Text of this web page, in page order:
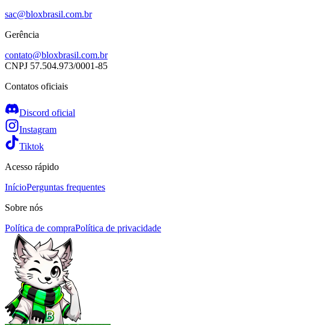
sac@bloxbrasil.com.br
Gerência
contato@bloxbrasil.com.br
CNPJ 57.504.973/0001-85
Contatos oficiais
Discord oficial
Instagram
Tiktok
Acesso rápido
InícioPerguntas frequentes
Sobre nós
Política de compraPolítica de privacidade